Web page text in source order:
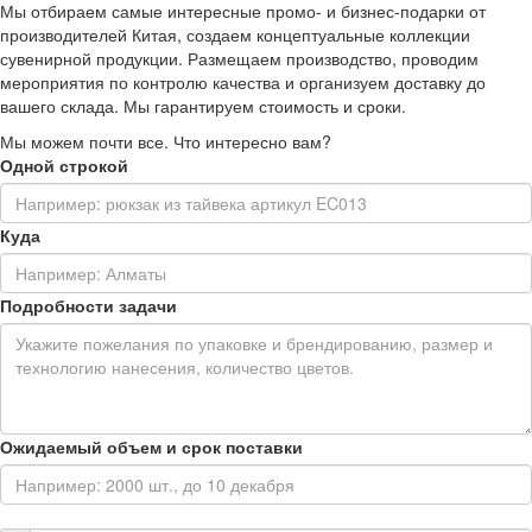
Мы отбираем самые интересные промо- и бизнес-подарки от
производителей Китая, создаем концептуальные коллекции
сувенирной продукции. Размещаем производство, проводим
мероприятия по контролю качества и организуем доставку до
вашего склада. Мы гарантируем стоимость и сроки.
Мы можем почти все. Что интересно вам?
Одной строкой
Куда
Подробности задачи
Ожидаемый объем и срок поставки